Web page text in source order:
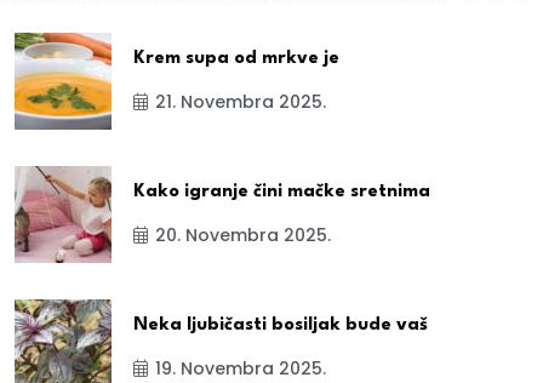
Krem supa od mrkve je
21. Novembra 2025.
Kako igranje čini mačke sretnima
20. Novembra 2025.
Neka ljubičasti bosiljak bude vaš
19. Novembra 2025.